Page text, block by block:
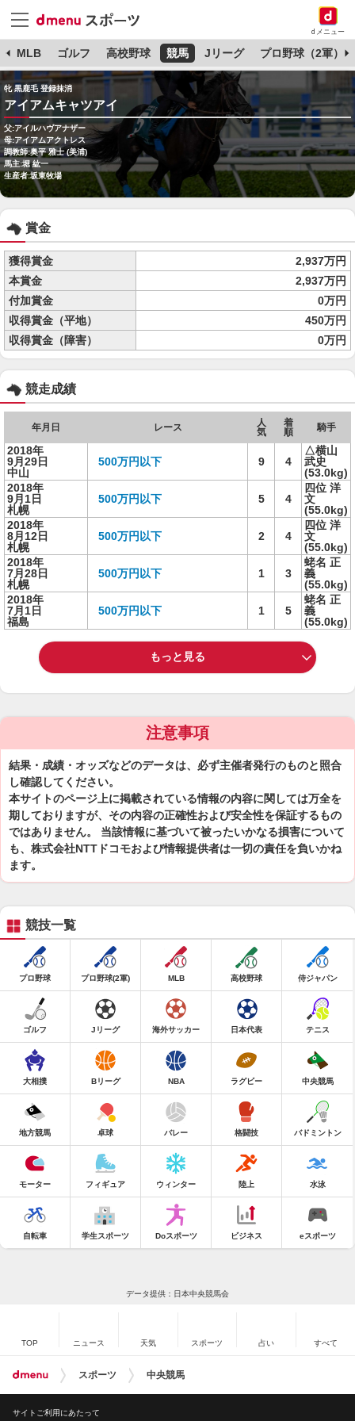
dメニュー
MLB ゴルフ 高校野球 競馬 Jリーグ プロ野球（2軍）
牝 黒鹿毛 登録抹消
アイアムキャツアイ
父:アイルハヴアナザー
母:アイアムアクトレス
調教師:奥平 雅士 (美浦)
馬主:堀 紘一
生産者:坂東牧場
賞金
獲得賞金
2,937万円
本賞金
2,937万円
付加賞金
0万円
収得賞金（平地）
450万円
収得賞金（障害）
0万円
競走成績
年月日 レース
人
気
着
順
騎手
2018年
9月29日
中山
500万円以下 9 4
△横山
武史
(53.0kg)
2018年
9月1日
札幌
500万円以下 5 4
四位 洋
文
(55.0kg)
2018年
8月12日
札幌
500万円以下 2 4
四位 洋
文
(55.0kg)
2018年
7月28日
札幌
500万円以下 1 3
蛯名 正
義
(55.0kg)
2018年
7月1日
福島
500万円以下 1 5
蛯名 正
義
(55.0kg)
もっと見る
注意事項
結果・成績・オッズなどのデータは、必ず主催者発行のものと照合
し確認してください。
本サイトのページ上に掲載されている情報の内容に関しては万全を
期しておりますが、その内容の正確性および安全性を保証するもの
ではありません。 当該情報に基づいて被ったいかなる損害について
も、株式会社NTTドコモおよび情報提供者は一切の責任を負いかね
ます。
競技一覧
プロ野球 プロ野球(2軍) MLB 高校野球 侍ジャパン
ゴルフ Jリーグ 海外サッカー 日本代表 テニス
大相撲 Bリーグ NBA ラグビー 中央競馬
地方競馬 卓球 バレー 格闘技 バドミントン
モーター フィギュア ウィンター 陸上 水泳
自転車 学生スポーツ Doスポーツ ビジネス eスポーツ
データ提供：日本中央競馬会
TOP ニュース 天気 スポーツ 占い すべて
スポーツ 中央競馬
サイトご利用にあたって